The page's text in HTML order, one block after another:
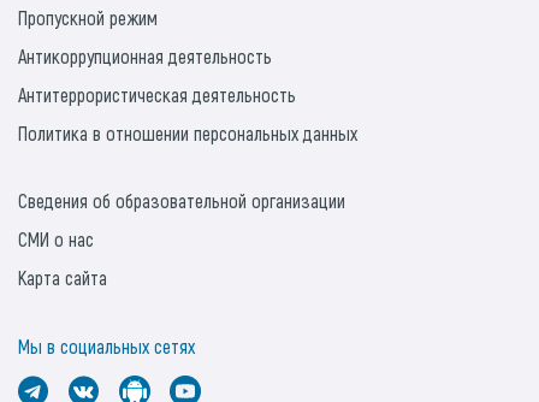
Пропускной режим
Антикоррупционная деятельность
Антитеррористическая деятельность
Политика в отношении персональных данных
Сведения об образовательной организации
СМИ о нас
Карта сайта
Мы в социальных сетях